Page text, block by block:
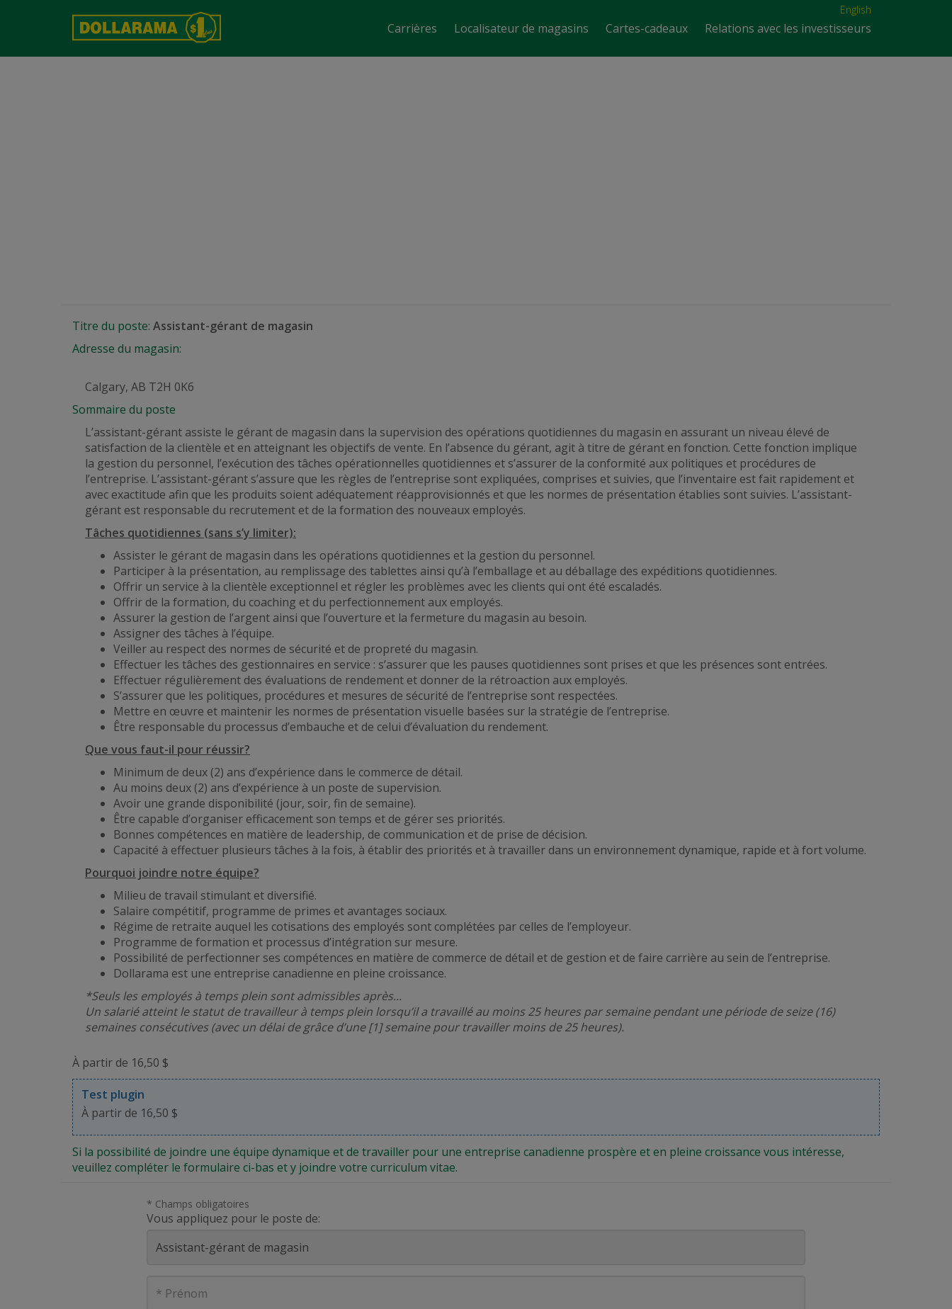
English
Carrières Localisateur de magasins Cartes-cadeaux Relations avec les investisseurs
Titre du poste: Assistant-gérant de magasin
Adresse du magasin:
Calgary, AB T2H 0K6
Sommaire du poste
L’assistant-gérant assiste le gérant de magasin dans la supervision des opérations quotidiennes du magasin en assurant un niveau élevé de
satisfaction de la clientèle et en atteignant les objectifs de vente. En l’absence du gérant, agit à titre de gérant en fonction. Cette fonction implique
la gestion du personnel, l’exécution des tâches opérationnelles quotidiennes et s’assurer de la conformité aux politiques et procédures de
l’entreprise. L’assistant-gérant s’assure que les règles de l’entreprise sont expliquées, comprises et suivies, que l’inventaire est fait rapidement et
avec exactitude afin que les produits soient adéquatement réapprovisionnés et que les normes de présentation établies sont suivies. L’assistant-
gérant est responsable du recrutement et de la formation des nouveaux employés.
Tâches quotidiennes (sans s’y limiter):
Assister le gérant de magasin dans les opérations quotidiennes et la gestion du personnel.
Participer à la présentation, au remplissage des tablettes ainsi qu’à l’emballage et au déballage des expéditions quotidiennes.
Offrir un service à la clientèle exceptionnel et régler les problèmes avec les clients qui ont été escaladés.
Offrir de la formation, du coaching et du perfectionnement aux employés.
Assurer la gestion de l’argent ainsi que l’ouverture et la fermeture du magasin au besoin.
Assigner des tâches à l’équipe.
Veiller au respect des normes de sécurité et de propreté du magasin.
Effectuer les tâches des gestionnaires en service : s’assurer que les pauses quotidiennes sont prises et que les présences sont entrées.
Effectuer régulièrement des évaluations de rendement et donner de la rétroaction aux employés.
S’assurer que les politiques, procédures et mesures de sécurité de l’entreprise sont respectées.
Mettre en œuvre et maintenir les normes de présentation visuelle basées sur la stratégie de l’entreprise.
Être responsable du processus d’embauche et de celui d’évaluation du rendement.
Que vous faut-il pour réussir?
Minimum de deux (2) ans d’expérience dans le commerce de détail.
Au moins deux (2) ans d’expérience à un poste de supervision.
Avoir une grande disponibilité (jour, soir, fin de semaine).
Être capable d’organiser efficacement son temps et de gérer ses priorités.
Bonnes compétences en matière de leadership, de communication et de prise de décision.
Capacité à effectuer plusieurs tâches à la fois, à établir des priorités et à travailler dans un environnement dynamique, rapide et à fort volume.
Pourquoi joindre notre équipe?
Milieu de travail stimulant et diversifié.
Salaire compétitif, programme de primes et avantages sociaux.
Régime de retraite auquel les cotisations des employés sont complétées par celles de l’employeur.
Programme de formation et processus d’intégration sur mesure.
Possibilité de perfectionner ses compétences en matière de commerce de détail et de gestion et de faire carrière au sein de l’entreprise.
Dollarama est une entreprise canadienne en pleine croissance.
*Seuls les employés à temps plein sont admissibles après...
Un salarié atteint le statut de travailleur à temps plein lorsqu’il a travaillé au moins 25 heures par semaine pendant une période de seize (16)
semaines consécutives (avec un délai de grâce d’une [1] semaine pour travailler moins de 25 heures).
À partir de 16,50 $
Test plugin
À partir de 16,50 $
Si la possibilité de joindre une équipe dynamique et de travailler pour une entreprise canadienne prospère et en pleine croissance vous intéresse,
veuillez compléter le formulaire ci-bas et y joindre votre curriculum vitae.
* Champs obligatoires
Vous appliquez pour le poste de: